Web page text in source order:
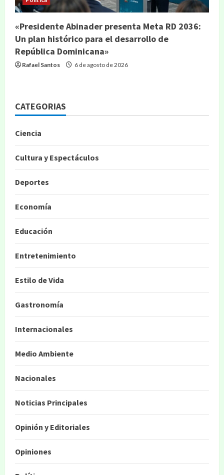
«Presidente Abinader presenta Meta RD 2036:
Un plan histórico para el desarrollo de
República Dominicana»
Rafael Santos 6 de agosto de 2026
CATEGORIAS
Ciencia
Cultura y Espectáculos
Deportes
Economía
Educación
Entretenimiento
Estilo de Vida
Gastronomía
Internacionales
Medio Ambiente
Nacionales
Noticias Principales
Opinión y Editoriales
Opiniones